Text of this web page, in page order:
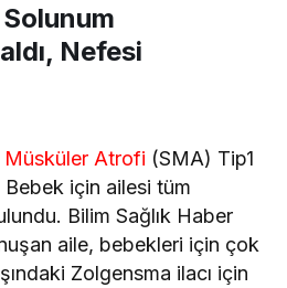
Nefesi
Müsküler Atrofi (SMA) Tip1
için ailesi tüm
Bilim Sağlık Haber
aile, bebekleri için çok
Zolgensma ilacı için